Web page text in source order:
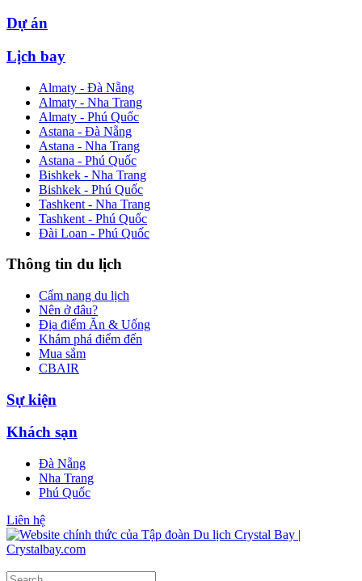
Dự án
Lịch bay
Almaty - Đà Nẵng
Almaty - Nha Trang
Almaty - Phú Quốc
Astana - Đà Nẵng
Astana - Nha Trang
Astana - Phú Quốc
Bishkek - Nha Trang
Bishkek - Phú Quốc
Tashkent - Nha Trang
Tashkent - Phú Quốc
Đài Loan - Phú Quốc
Thông tin du lịch
Cẩm nang du lịch
Nên ở đâu?
Địa điểm Ăn & Uống
Khám phá điểm đến
Mua sắm
CBAIR
Sự kiện
Khách sạn
Đà Nẵng
Nha Trang
Phú Quốc
Liên hệ